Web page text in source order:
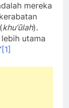
mereka
khu’ūlah).
utama
[1]